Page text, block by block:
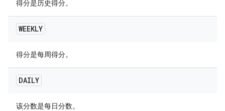
得分是历史得分。
WEEKLY
得分是每周得分。
DAILY
该分数是每日分数。